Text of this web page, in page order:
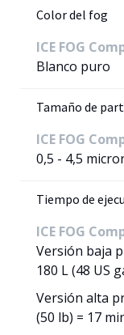
Color del fog
ICE FOG
Blanco puro
Tamaño de
ICE FOG
0,5 - 4,5
Tiempo de
ICE FOG
Versión baja
180 L (48 US
Versión alta
(50 lb) = 17